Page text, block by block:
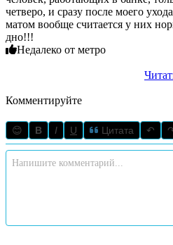
четверо, и сразу после моего
матом вообще считается у них
дно!!!
Недалеко от метро
Комментируйте
😊 B I U Цитата ↶